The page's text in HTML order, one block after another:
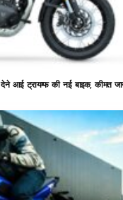
आई ट्रायम्फ की नई बाइक, कीमत